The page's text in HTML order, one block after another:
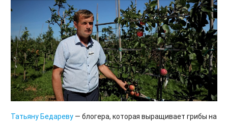
Татьяну Бедареву — блогера, которая выращивает грибы на